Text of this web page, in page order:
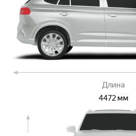
Длина
4472 мм